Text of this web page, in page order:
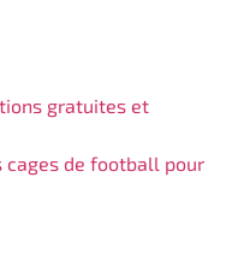
gratuites et
de football pour